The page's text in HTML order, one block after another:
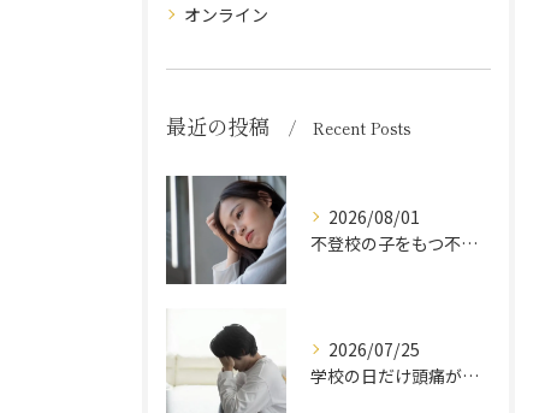
オンライン
最近の投稿 Recent Posts
2026/08/01
不登校の子をもつ不安な母親が自分を取り戻す方法
2026/07/25
学校の日だけ頭痛が出る中学生の心理状態とは？原因と親の正しい対応法